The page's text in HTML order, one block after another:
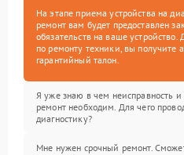
На этапе приема устройства на
ремонт вам будет предоставлен
обязательств на ваше
по ремонту техники, вы получите
гарантийный талон.
Я уже знаю в чем неисправность и
ремонт необходим. Для чего
диагностику?
Мне нужен срочный ремонт.